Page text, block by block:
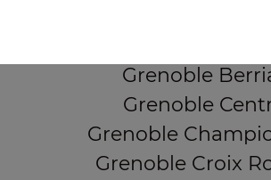
Grenoble
Grenoble
Grenoble
Grenoble Croix